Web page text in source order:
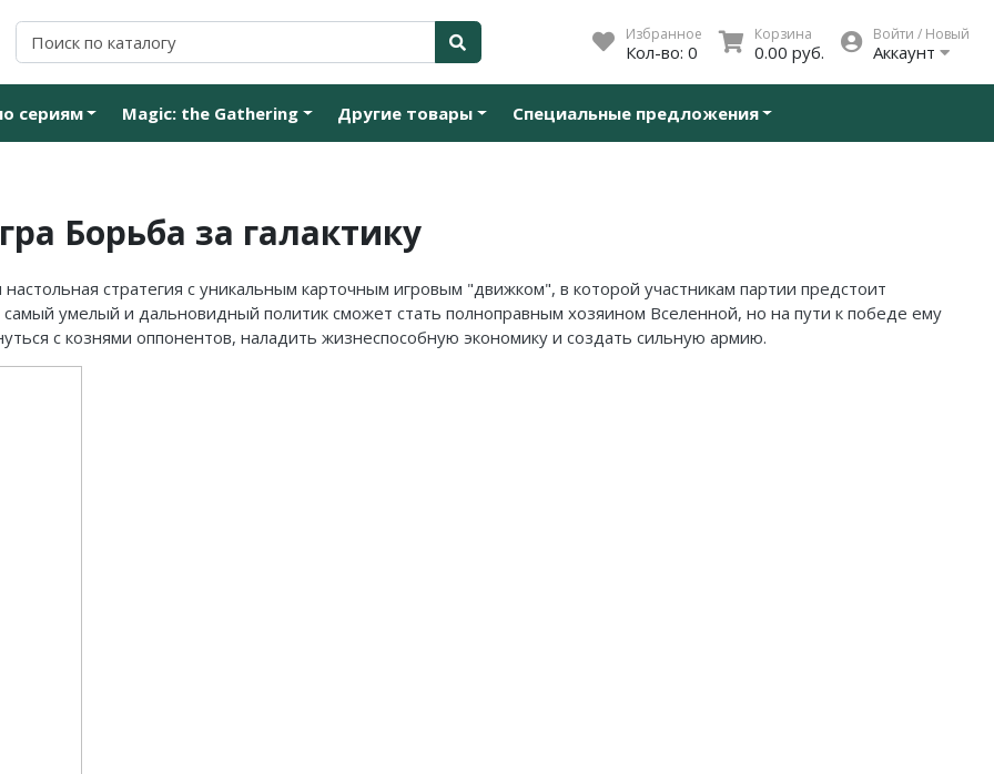
Избранное
Кол-во: 0
Корзина
0.00 руб.
Войти / Новый
Аккаунт
сериям Magic: the Gathering Другие товары Специальные предложения
Борьба за галактику
стратегия с уникальным карточным игровым "движком", в которой участникам партии предстоит
умелый и дальновидный политик сможет стать полноправным хозяином Вселенной, но на пути к победе ему
с кознями оппонентов, наладить жизнеспособную экономику и создать сильную армию.